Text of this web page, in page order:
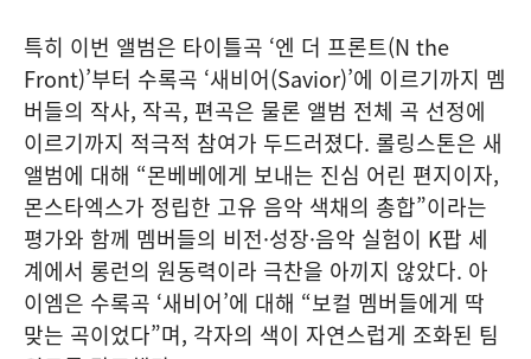
특히 이번 앨범은 타이틀곡 ‘엔 더 프론트(N the
Front)’부터 수록곡 ‘새비어(Savior)’에 이르기까지 멤
버들의 작사, 작곡, 편곡은 물론 앨범 전체 곡 선정에
이르기까지 적극적 참여가 두드러졌다. 롤링스톤은 새
앨범에 대해 “몬베베에게 보내는 진심 어린 편지이자,
몬스타엑스가 정립한 고유 음악 색채의 총합”이라는
평가와 함께 멤버들의 비전·성장·음악 실험이 K팝 세
계에서 롱런의 원동력이라 극찬을 아끼지 않았다. 아
이엠은 수록곡 ‘새비어’에 대해 “보컬 멤버들에게 딱
맞는 곡이었다”며, 각자의 색이 자연스럽게 조화된 팀